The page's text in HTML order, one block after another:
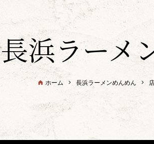
長浜ラーメ
ホーム 長浜ラーメンめんめん